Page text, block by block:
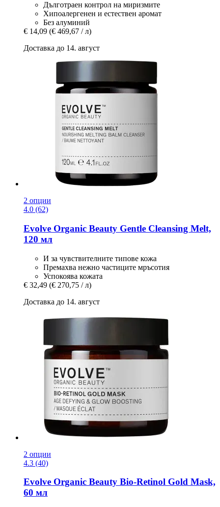
Дълготраен контрол на миризмите
Хипоалергенен и естествен аромат
Без алуминий
€ 14,09 (€ 469,67 / л)
Доставка до 14. август
2 опции
4.0 (62)
Evolve Organic Beauty Gentle Cleansing Melt,
120 мл
И за чувствителните типове кожа
Премахва нежно частиците мръсотия
Успокоява кожата
€ 32,49 (€ 270,75 / л)
Доставка до 14. август
2 опции
4.3 (40)
Evolve Organic Beauty Bio-​Retinol Gold Mask,
60 мл